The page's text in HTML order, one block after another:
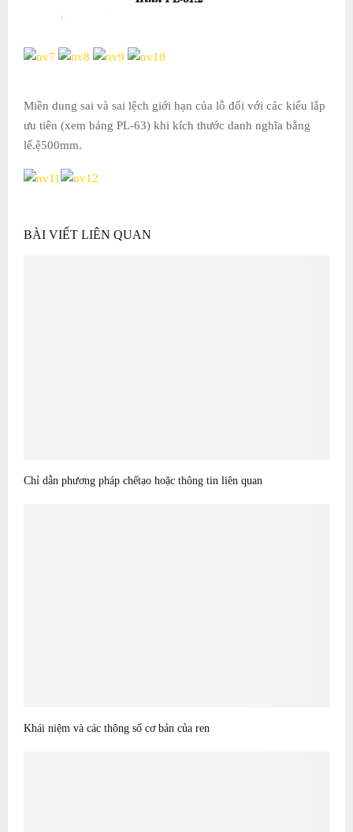
Miền dung sai và sai lệch giới hạn của lỗ đối với các kiểu lắp
ưu tiên (xem bảng PL-63) khi kích thước danh nghĩa bằng
lế.ệ500mm.
BÀI VIẾT LIÊN QUAN
Chỉ dẫn phương pháp chếtạo hoặc thông tin liên quan
Khái niệm và các thông số cơ bản của ren